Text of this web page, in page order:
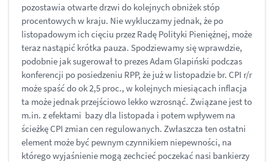
pozostawia otwarte drzwi do kolejnych obniżek stóp
procentowych w kraju. Nie wykluczamy jednak, że po
listopadowym ich cięciu przez Radę Polityki Pieniężnej, może
teraz nastąpić krótka pauza. Spodziewamy się wprawdzie,
podobnie jak sugerował to prezes Adam Glapiński podczas
konferencji po posiedzeniu RPP, że już w listopadzie br. CPI r/r
może spaść do ok 2,5 proc., w kolejnych miesiącach inflacja
ta może jednak przejściowo lekko wzrosnąć. Związane jest to
m.in. z efektami bazy dla listopada i potem wpływem na
ścieżkę CPI zmian cen regulowanych. Zwłaszcza ten ostatni
element może być pewnym czynnikiem niepewności, na
którego wyjaśnienie mogą zechcieć poczekać nasi bankierzy